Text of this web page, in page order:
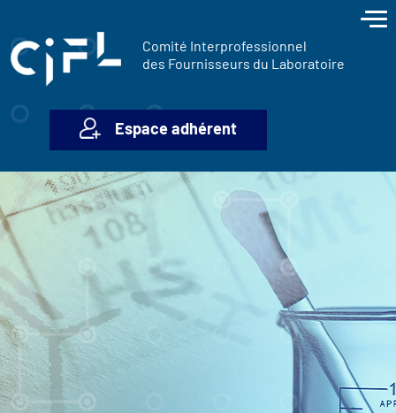
Comité Interprofessionnel
des Fournisseurs du Laboratoire
Espace adhérent